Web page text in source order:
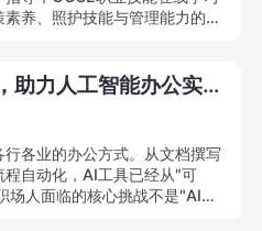
养、照护技能与管理能力的复
钉钉办公AI课程上线，助力人工智能办公实战人才培养
各业的办公方式。从文档撰写
自动化，AI工具已经从"可
场人面临的核心挑战不是"AI能